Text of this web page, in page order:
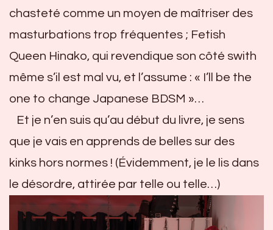
chasteté comme un moyen de maîtriser des
masturbations trop fréquentes ; Fetish
Queen Hinako, qui revendique son côté swith
même s’il est mal vu, et l’assume : « I’ll be the
one to change Japanese BDSM »…
Et je n’en suis qu’au début du livre, je sens
que je vais en apprends de belles sur des
kinks hors normes ! (Évidemment, je le lis dans
le désordre, attirée par telle ou telle…)